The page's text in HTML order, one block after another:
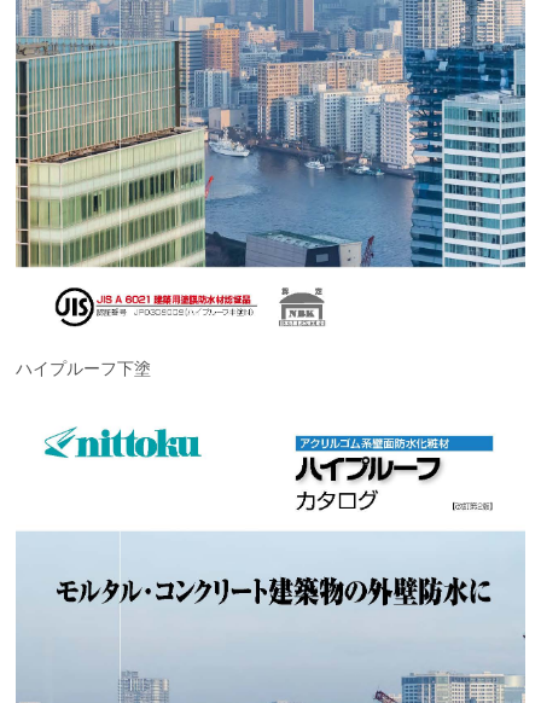
ハイプルーフ下塗